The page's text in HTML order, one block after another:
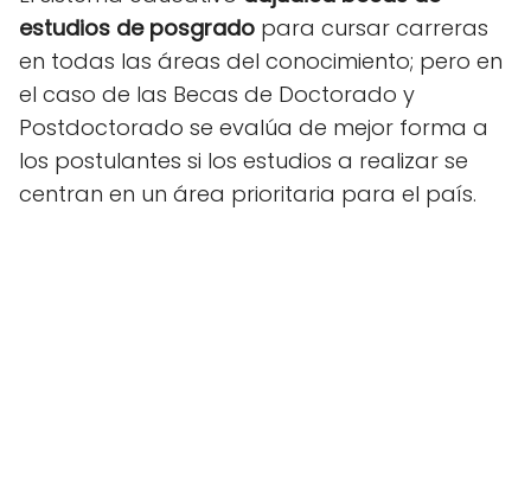
estudios de posgrado para cursar carreras
en todas las áreas del conocimiento; pero en
el caso de las Becas de Doctorado y
Postdoctorado se evalúa de mejor forma a
los postulantes si los estudios a realizar se
centran en un área prioritaria para el país.